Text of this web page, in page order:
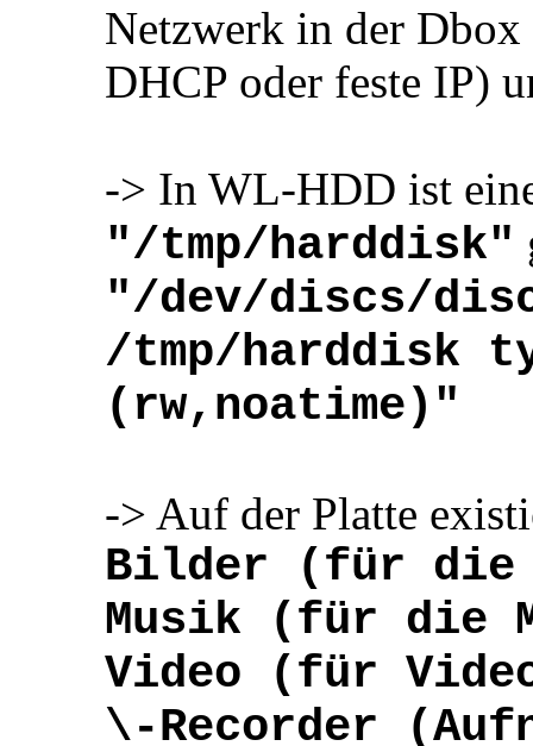
Netzwerk in der
DHCP oder feste IP)
-> In WL-HDD ist
"/tmp/harddisk"
"/dev/discs/
/tmp/harddisk
(rw,noatime)"
-> Auf der Platte
Bilder (für die
Musik (für die
Video (für
\-Recorder